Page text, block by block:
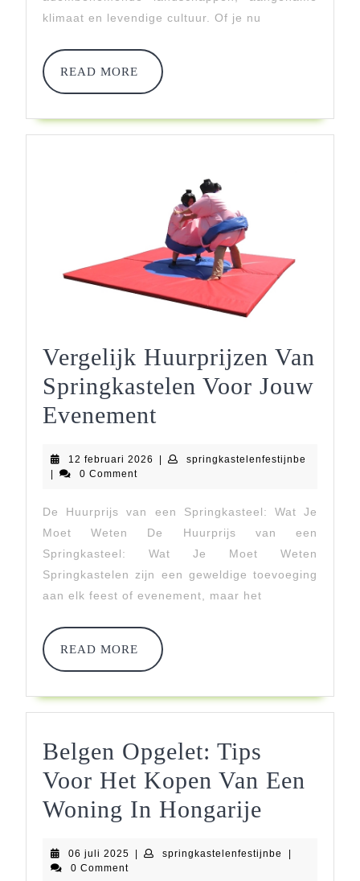
Jouw
klimaat en levendige cultuur. Of je nu
READ MORE
READ
MORE
Vergelijk Huurprijzen Van
Springkastelen Voor Jouw
Evenement
Van
Springkastelen
Voor
Jouw
Evenement
12 februari 2026 12
springkastelenfestijnbe
0 Comment
De Huurprijs van een Springkasteel: Wat Je
Moet Weten De Huurprijs van een
Springkasteel: Wat Je Moet Weten
Springkastelen zijn een geweldige toevoeging
aan elk feest of evenement, maar het
READ MORE
READ
MORE
Belgen Opgelet: Tips
Voor Het Kopen Van Een
Woning In Hongarije
Tips
06 juli 2025 06
springkastelenfestijnbe
0 Comment